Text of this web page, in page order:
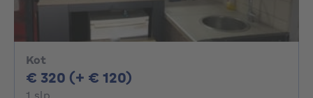
Kot
€ 320 (+ € 120)